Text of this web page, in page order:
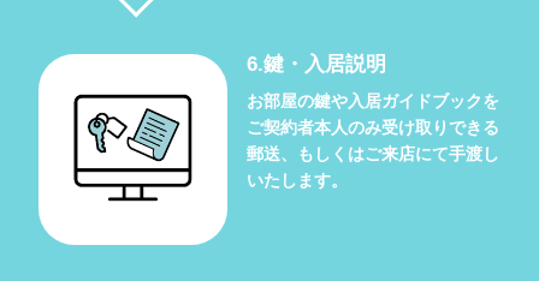
6.鍵・入居説明
お部屋の鍵や入居ガイドブックを
ご契約者本人のみ受け取りできる
郵送、もしくはご来店にて手渡し
いたします。